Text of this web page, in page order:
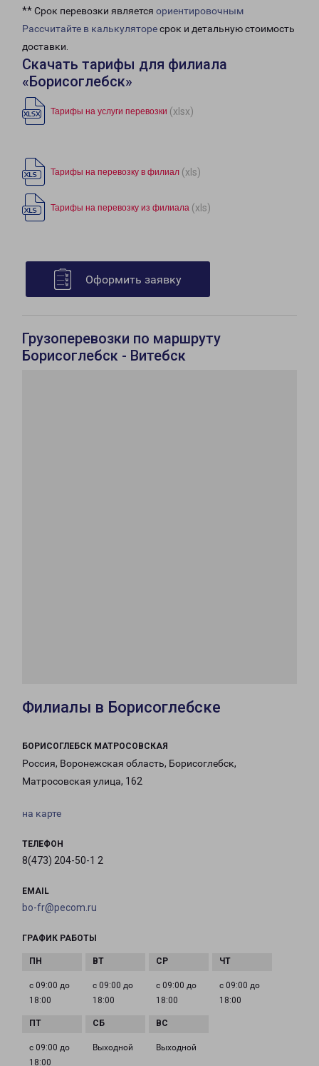
** Срок перевозки является ориентировочным
Рассчитайте в калькуляторесрок и детальную стоимость
доставки.
Скачать тарифы для филиала
«Борисоглебск»
Тарифы на услуги перевозки (xlsx)
Тарифы на перевозку в филиал (xls)
Тарифы на перевозку из филиала (xls)
Оформить заявку
Грузоперевозки по маршруту
Борисоглебск - Витебск
Филиалы в Борисоглебске
БОРИСОГЛЕБСК МАТРОСОВСКАЯ
Россия, Воронежская область, Борисоглебск,
Матросовская улица, 162
на карте
ТЕЛЕФОН
8(473) 204-50-1 2
EMAIL
bo-fr@pecom.ru
ГРАФИК РАБОТЫ
с 09:00 до
18:00
с 09:00 до
18:00
с 09:00 до
18:00
с 09:00 до
18:00
с 09:00 до
18:00
Выходной Выходной